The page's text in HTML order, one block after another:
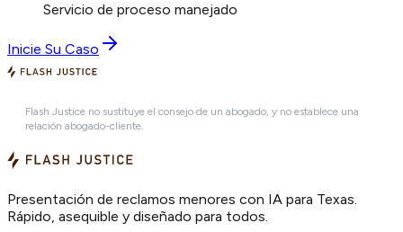
Servicio de proceso manejado
Inicie Su Caso
Flash Justice no sustituye el consejo de un abogado, y no establece una
relación abogado-cliente.
Presentación de reclamos menores con IA para Texas.
Rápido, asequible y diseñado para todos.